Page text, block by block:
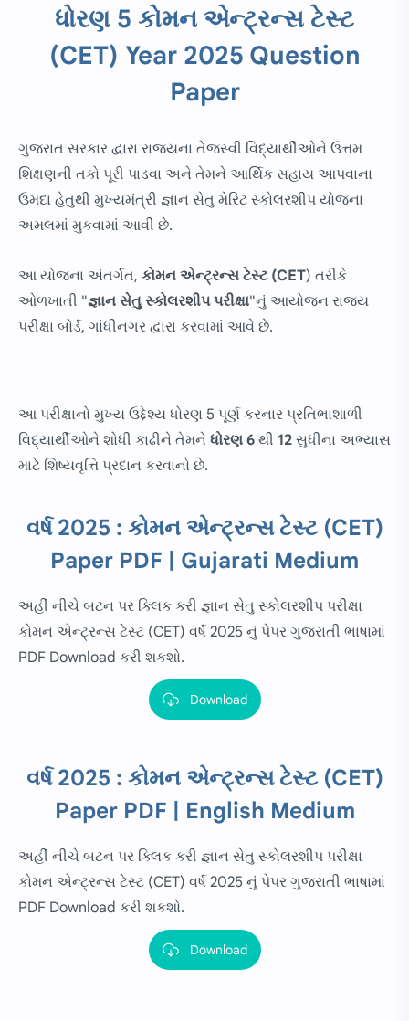
ધોરણ 5 કોમન એન્ટ્રન્સ ટેસ્ટ
(CET) Year 2025 Question
Paper
ગુજરાત સરકાર દ્વારા રાજ્યના તેજસ્વી વિદ્યાર્થીઓને ઉત્તમ
શિક્ષણની તકો પૂરી પાડવા અને તેમને આર્થિક સહાય આપવાના
ઉમદા હેતુથી મુખ્યમંત્રી જ્ઞાન સેતુ મેરિટ સ્કોલરશીપ યોજના
અમલમાં મુકવામાં આવી છે.
આ યોજના અંતર્ગત, કોમન એન્ટ્રન્સ ટેસ્ટ (CET) તરીકે
ઓળખાતી "જ્ઞાન સેતુ સ્કોલરશીપ પરીક્ષા"નું આયોજન રાજ્ય
પરીક્ષા બોર્ડ, ગાંધીનગર દ્વારા કરવામાં આવે છે.
આ પરીક્ષાનો મુખ્ય ઉદ્દેશ્ય ધોરણ 5 પૂર્ણ કરનાર પ્રતિભાશાળી
વિદ્યાર્થીઓને શોધી કાઢીને તેમને ધોરણ 6 થી 12 સુધીના અભ્યાસ
માટે શિષ્યવૃત્તિ પ્રદાન કરવાનો છે.
વર્ષ 2025 : કોમન એન્ટ્રન્સ ટેસ્ટ (CET)
Paper PDF | Gujarati Medium
અહીં નીચે બટન પર ક્લિક કરી જ્ઞાન સેતુ સ્કોલરશીપ પરીક્ષા
કોમન એન્ટ્રન્સ ટેસ્ટ (CET) વર્ષ 2025 નું પેપર ગુજરાતી ભાષામાં
PDF Download કરી શકશો.
Download
વર્ષ 2025 : કોમન એન્ટ્રન્સ ટેસ્ટ (CET)
Paper PDF | English Medium
અહીં નીચે બટન પર ક્લિક કરી જ્ઞાન સેતુ સ્કોલરશીપ પરીક્ષા
કોમન એન્ટ્રન્સ ટેસ્ટ (CET) વર્ષ 2025 નું પેપર ગુજરાતી ભાષામાં
PDF Download કરી શકશો.
Download